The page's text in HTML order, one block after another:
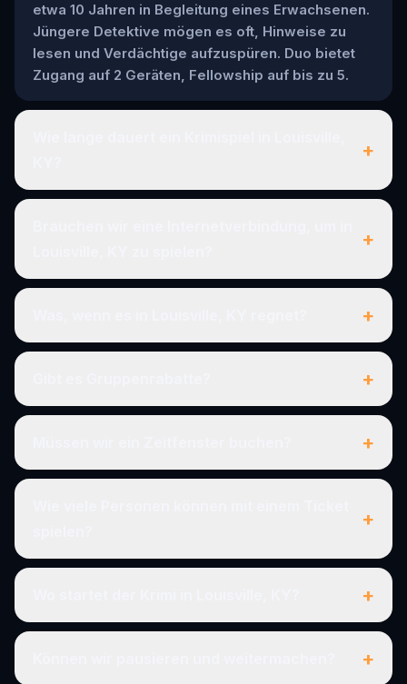
etwa 10 Jahren in Begleitung eines Erwachsenen.
Jüngere Detektive mögen es oft, Hinweise zu
lesen und Verdächtige aufzuspüren. Duo bietet
Zugang auf 2 Geräten, Fellowship auf bis zu 5.
+
+
+
+
+
+
+
+